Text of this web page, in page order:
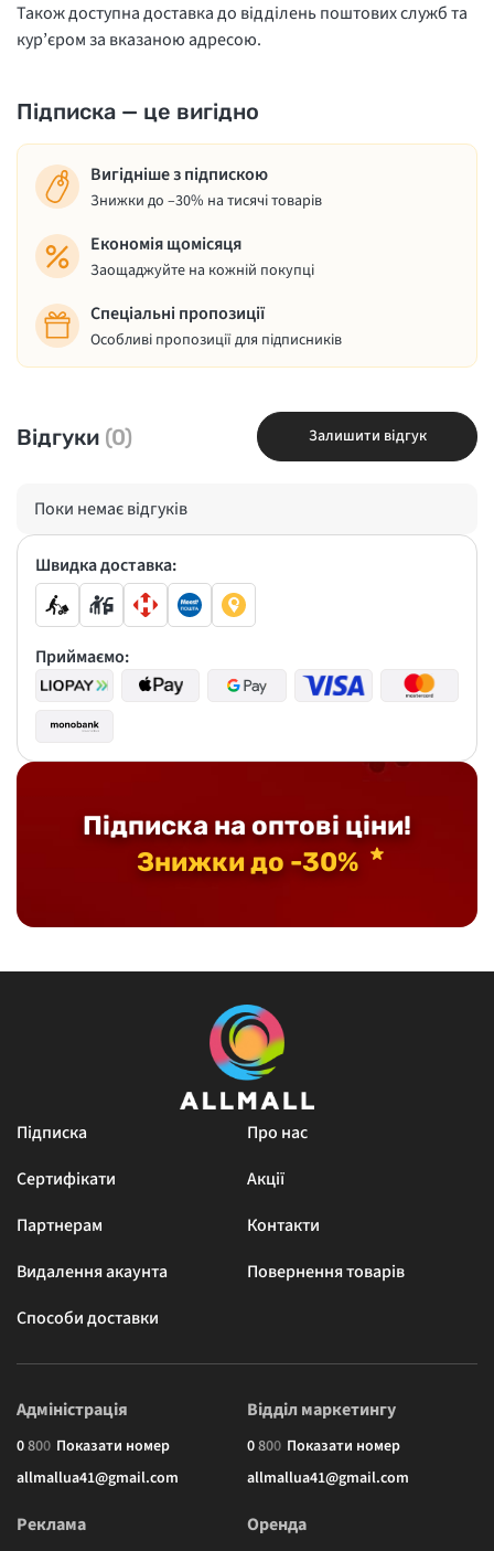
Також доступна доставка до відділень поштових служб та
кур’єром за вказаною адресою.
Підписка — це вигідно
Вигідніше з підпискою
Знижки до –30% на тисячі товарів
Економія щомісяця
Заощаджуйте на кожній покупці
Спеціальні пропозиції
Особливі пропозиції для підписників
Відгуки (0) Залишити відгук
Поки немає відгуків
Підписка на оптові ціни!
Знижки до -30%
Швидка доставка:
Приймаємо:
Підписка
Про нас
Сертифікати
Акції
Партнерам
Контакти
Видалення акаунта
Повернення товарів
Способи доставки
Адміністрація
0800 Показати номер
allmallua41@gmail.com
Відділ маркетингу
0800 Показати номер
allmallua41@gmail.com
Реклама Оренда